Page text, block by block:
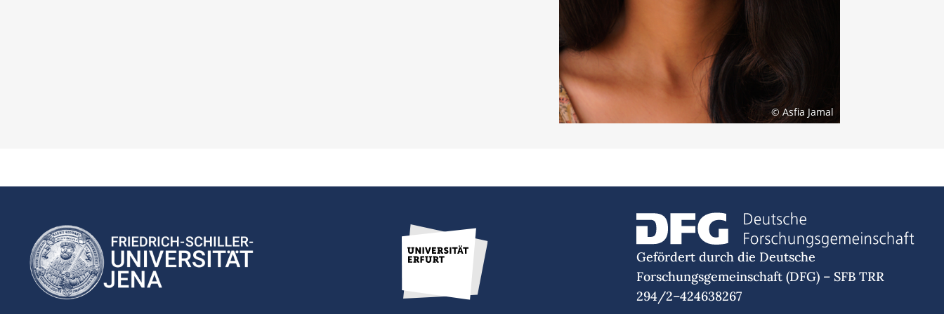
© Asfia Jamal
Gefördert durch die Deutsche
Forschungsgemeinschaft (DFG) – SFB TRR
294/2–424638267